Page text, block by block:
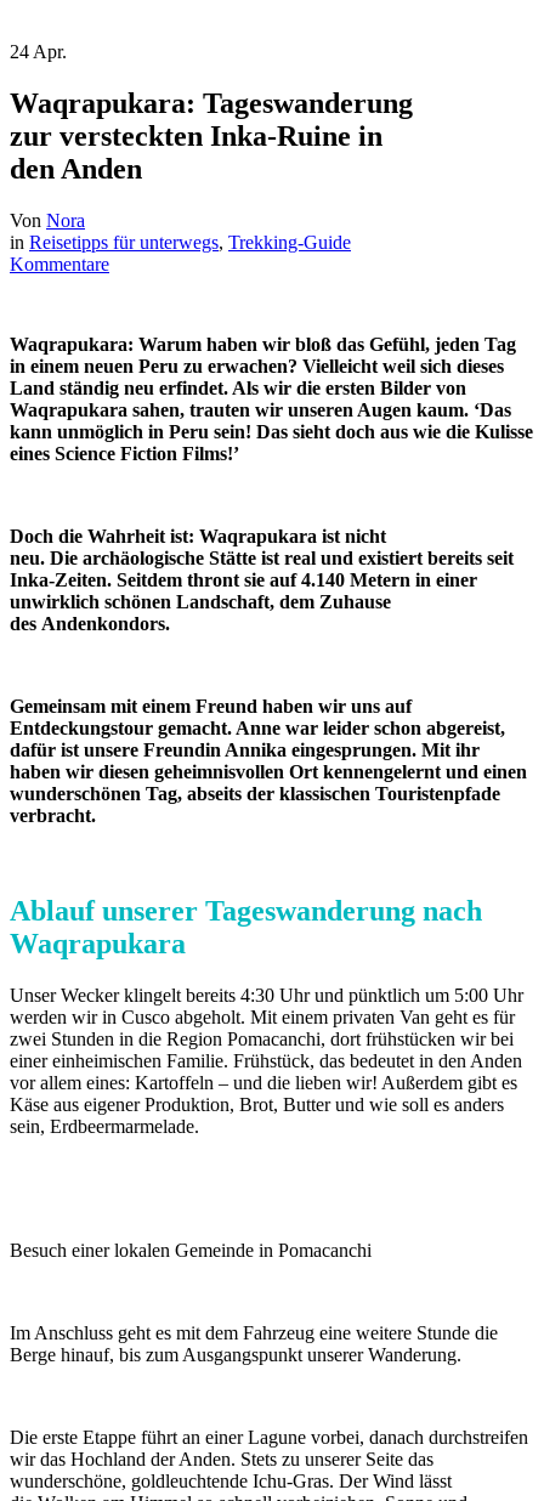
24 Apr.
Waqrapukara: Tageswanderung
zur versteckten Inka-Ruine in
den Anden
Von Nora
in Reisetipps für unterwegs, Trekking-Guide
Kommentare
Waqrapukara: Warum haben wir bloß das Gefühl, jeden Tag
in einem neuen Peru zu erwachen? Vielleicht weil sich dieses
Land ständig neu erfindet. Als wir die ersten Bilder von
Waqrapukara sahen, trauten wir unseren Augen kaum. ‘Das
kann unmöglich in Peru sein! Das sieht doch aus wie die Kulisse
eines Science Fiction Films!’
Doch die Wahrheit ist: Waqrapukara ist nicht
neu. Die archäologische Stätte ist real und existiert bereits seit
Inka-Zeiten. Seitdem thront sie auf 4.140 Metern in einer
unwirklich schönen Landschaft, dem Zuhause
des Andenkondors.
Gemeinsam mit einem Freund haben wir uns auf
Entdeckungstour gemacht. Anne war leider schon abgereist,
dafür ist unsere Freundin Annika eingesprungen. Mit ihr
haben wir diesen geheimnisvollen Ort kennengelernt und einen
wunderschönen Tag, abseits der klassischen Touristenpfade
verbracht.
Ablauf unserer Tageswanderung nach
Waqrapukara
Unser Wecker klingelt bereits 4:30 Uhr und pünktlich um 5:00 Uhr
werden wir in Cusco abgeholt. Mit einem privaten Van geht es für
zwei Stunden in die Region Pomacanchi, dort frühstücken wir bei
einer einheimischen Familie. Frühstück, das bedeutet in den Anden
vor allem eines: Kartoffeln – und die lieben wir! Außerdem gibt es
Käse aus eigener Produktion, Brot, Butter und wie soll es anders
sein, Erdbeermarmelade.
Besuch einer lokalen Gemeinde in Pomacanchi
Im Anschluss geht es mit dem Fahrzeug eine weitere Stunde die
Berge hinauf, bis zum Ausgangspunkt unserer Wanderung.
Die erste Etappe führt an einer Lagune vorbei, danach durchstreifen
wir das Hochland der Anden. Stets zu unserer Seite das
wunderschöne, goldleuchtende Ichu-Gras. Der Wind lässt